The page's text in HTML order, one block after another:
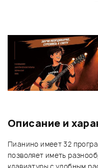
Описание и
Пианино имеет 32
позволяет иметь